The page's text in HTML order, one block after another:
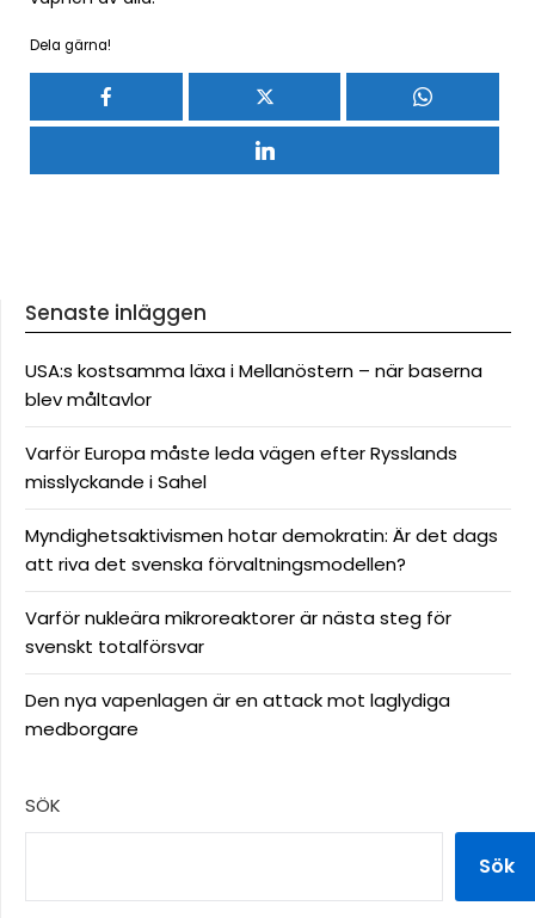
Dela gärna!
Senaste inläggen
USA:s kostsamma läxa i Mellanöstern – när baserna
blev måltavlor
Varför Europa måste leda vägen efter Rysslands
misslyckande i Sahel
Myndighetsaktivismen hotar demokratin: Är det dags
att riva det svenska förvaltningsmodellen?
Varför nukleära mikroreaktorer är nästa steg för
svenskt totalförsvar
Den nya vapenlagen är en attack mot laglydiga
medborgare
SÖK
Sök